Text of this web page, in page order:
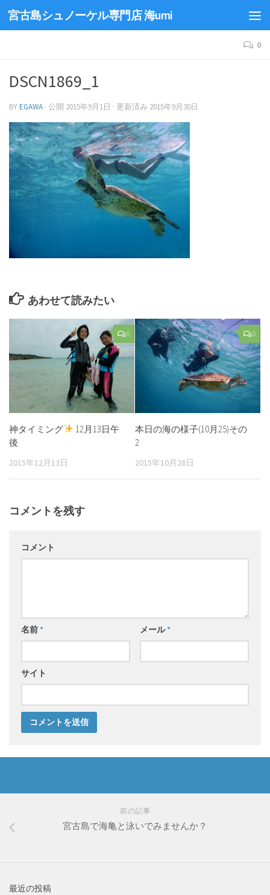
宮古島シュノーケル専門店 海umi
0
DSCN1869_1
BYEGAWA · 公開 2015年9月1日 · 更新済み 2015年9月30日
あわせて読みたい
0
神タイミング
12月13日午
後
2015年12月13日
0
本日の海の様子(10月25)その
2
2015年10月28日
コメントを残す
コメント
名前* メール*
サイト
前の記事
宮古島で海亀と泳いでみませんか？
最近の投稿